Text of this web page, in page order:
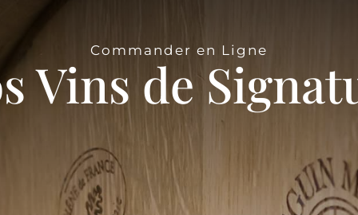
Commander en Ligne
Vins de